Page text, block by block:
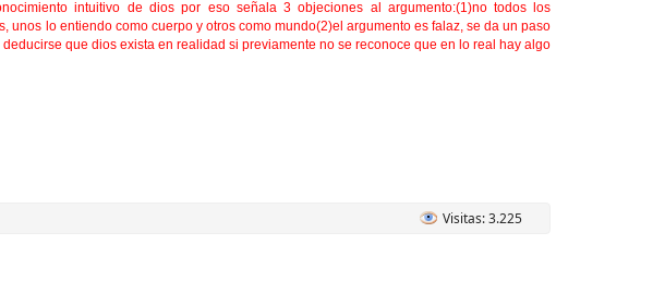
intuitivo de dios por eso señala 3 objeciones al argumento:(1)no todos los
unos lo entiendo como cuerpo y otros como mundo(2)el argumento es falaz, se da un paso
que dios exista en realidad si previamente no se reconoce que en lo real hay algo
Visitas: 3.225